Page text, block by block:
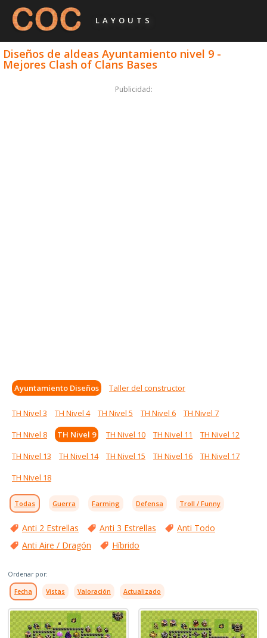
LAYOUTS
Diseños de aldeas Ayuntamiento nivel 9 -
Mejores Clash of Clans Bases
Publicidad:
Ayuntamiento Diseños Taller del constructor
TH Nivel 3 TH Nivel 4 TH Nivel 5 TH Nivel 6
TH Nivel 7
TH Nivel 8
TH Nivel 9 TH Nivel 10 TH Nivel 11
TH Nivel 12
TH Nivel 13
TH Nivel 14 TH Nivel 15 TH Nivel 16
TH Nivel 17
TH Nivel 18
Todas Guerra Farming Defensa Troll / Funny
Anti 2 Estrellas Anti 3 Estrellas
Anti Todo
Anti Aire / Dragón
Híbrido
Ordenar por:
Fecha Vistas Valoración Actualizado